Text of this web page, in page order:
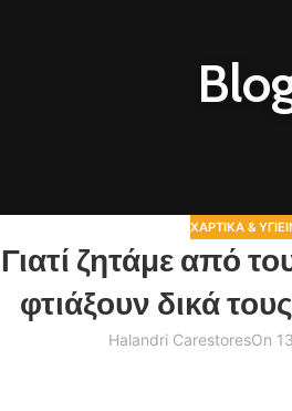
ΧΑΡΤΙΚΆ &
Γιατί ζητάμε από
φτιάξουν δικά
Halandri CarestoresOn